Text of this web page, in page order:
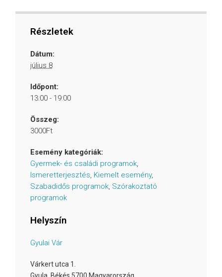
Részletek
Dátum:
július 8
Időpont:
13:00 - 19:00
Összeg:
3000Ft
Esemény kategóriák:
Gyermek- és családi programok,
Ismeretterjesztés, Kiemelt esemény,
Szabadidős programok, Szórakoztató
programok
Helyszín
Gyulai Vár
Várkert utca 1.